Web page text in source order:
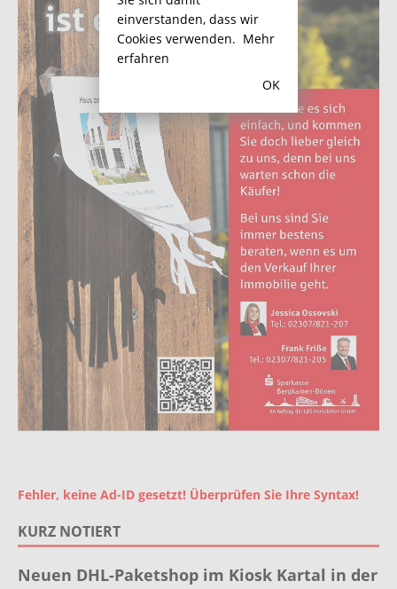
Fehler, keine Ad-ID gesetzt! Überprüfen Sie Ihre Syntax!
KURZ NOTIERT
Neuen DHL-Paketshop im Kiosk Kartal in der
einverstanden, dass wir
Cookies verwenden. Mehr
erfahren
OK